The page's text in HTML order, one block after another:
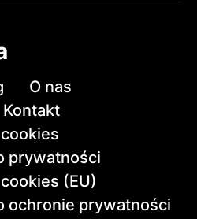
O nas
Kontakt
prywatności
(EU)
ochronie prywatności